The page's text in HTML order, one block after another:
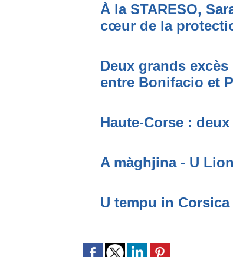
À la STARESO,
cœur de la
Deux grands
entre Bonifacio et
Haute-Corse :
A màghjina - U
U tempu in Corsica